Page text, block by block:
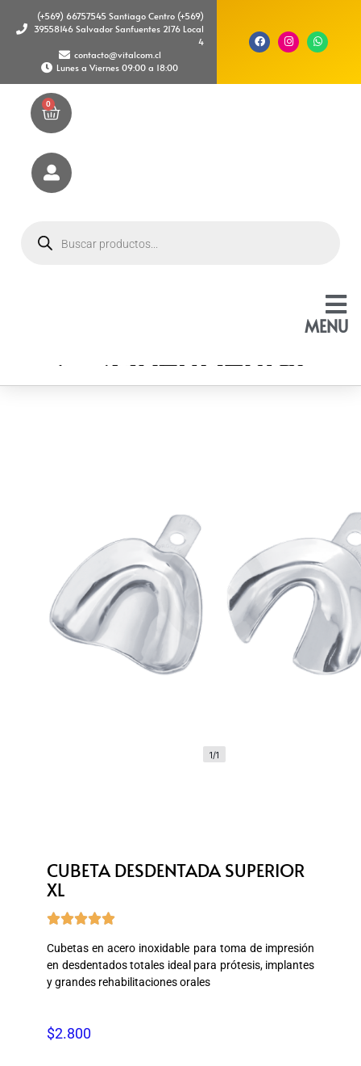
(+569) 66757545 Santiago Centro (+569)
39558146 Salvador Sanfuentes 2176 Local
4
contacto@vitalcom.cl
Lunes a Viernes 09:00 a 18:00
MENU
0
1/1
CUBETA DESDENTADA SUPERIOR
XL

Cubetas en acero inoxidable para toma de impresión
en desdentados totales ideal para prótesis, implantes
y grandes rehabilitaciones orales
$2.800